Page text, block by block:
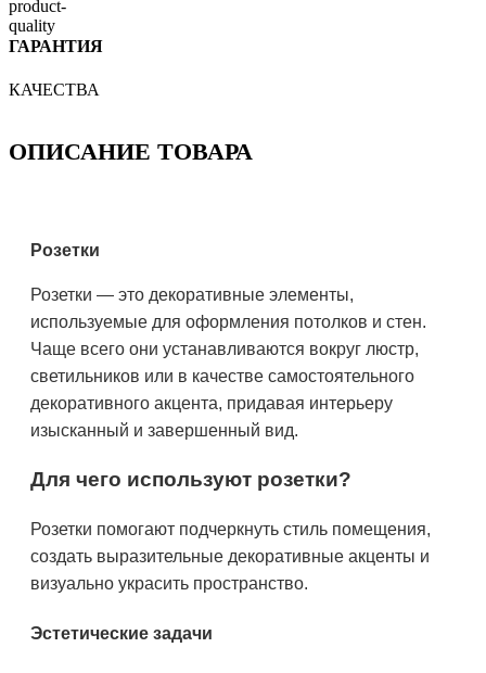
ГАРАНТИЯ
КАЧЕСТВА
ОПИСАНИЕ ТОВАРА
Розетки
Розетки — это декоративные элементы,
используемые для оформления потолков и стен.
Чаще всего они устанавливаются вокруг люстр,
светильников или в качестве самостоятельного
декоративного акцента, придавая интерьеру
изысканный и завершенный вид.
Для чего используют розетки?
Розетки помогают подчеркнуть стиль помещения,
создать выразительные декоративные акценты и
визуально украсить пространство.
Эстетические задачи